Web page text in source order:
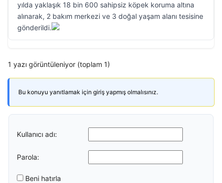
yılda yaklaşık 18 bin 600 sahipsiz köpek koruma altına
alınarak, 2 bakım merkezi ve 3 doğal yaşam alanı tesisine
gönderildi.
1 yazı görüntüleniyor (toplam 1)
Bu konuyu yanıtlamak için giriş yapmış olmalısınız.
Kullanıcı adı:
Parola:
Beni hatırla